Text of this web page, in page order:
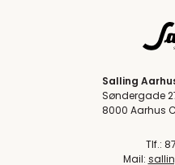
Salling
Søndergade
8000 Aarhus C
Tlf.:
Mail: